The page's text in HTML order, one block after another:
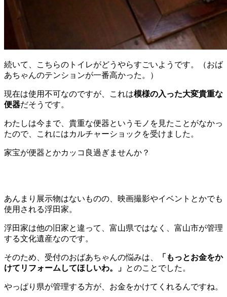
続いて、こちらのトイレがどうやらすごいようです。（おば
あちゃんのテンションが一番高かった。）
現在は使用不可なのですが、これは模様の入った大変貴重な
便器だそうです。
わたしは今まで、貴重な便器というモノを見たことがなかっ
たので、これにはカルチャーショックを受けました。
家宝が便器とかカッコ良過ぎませんか？
あんまり展示物はないものの、映画撮影やイベントとかでも
使用される浮田家。
浮田家は他の旧家と違って、富山県ではなく、富山市が管理
する文化遺産なのです。
そのため、受付のおばあちゃんの悩みは、
「もっとお金をか
けてリフォームしてほしいわ。」 とのことでした。
やっぱり県が管理する方が、お金をかけてくれるんですね。